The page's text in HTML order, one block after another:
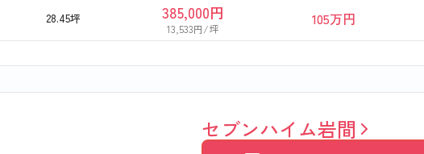
28.45坪 385,000円
13,533円/坪
105万円
セブンハイム岩間